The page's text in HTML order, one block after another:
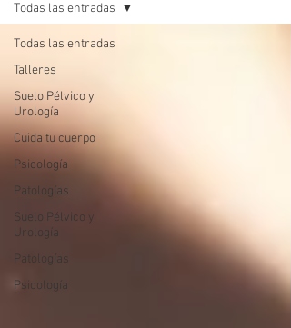
Todas las entradas
Talleres
Suelo Pélvico y
Urología
Cuida tu cuerpo
Psicología
Patologías
Suelo Pélvico y
Urología
Patologías
Psicología
Todas las entradas